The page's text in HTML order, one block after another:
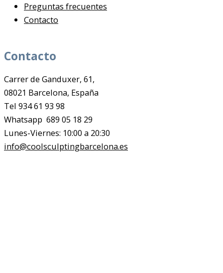
Preguntas frecuentes
Contacto
Contacto
Carrer de Ganduxer, 61,
08021 Barcelona, España
Tel 934 61 93 98
Whatsapp 689 05 18 29
Lunes-Viernes: 10:00 a 20:30
info@coolsculptingbarcelona.es